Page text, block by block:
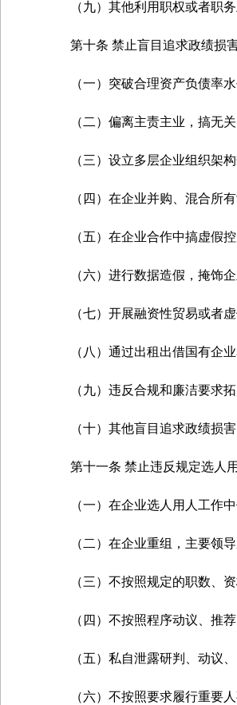
（九）其他利用职权或者职务
第十条 禁止盲目追求政绩损害
（一）突破合理资产负债率水
（二）偏离主责主业，搞无关
（三）设立多层企业组织架构
（四）在企业并购、混合所有
（五）在企业合作中搞虚假控
（六）进行数据造假，掩饰企
（七）开展融资性贸易或者虚
（八）通过出租出借国有企业
（九）违反合规和廉洁要求拓
（十）其他盲目追求政绩损害
第十一条 禁止违反规定选人用
（一）在企业选人用人工作中
（二）在企业重组，主要领导
（三）不按照规定的职数、资
（四）不按照程序动议、推荐
（五）私自泄露研判、动议、
（六）不按照要求履行重要人